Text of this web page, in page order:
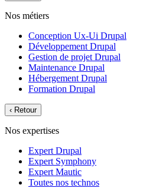
Nos métiers
Conception Ux-Ui Drupal
Développement Drupal
Gestion de projet Drupal
Maintenance Drupal
Hébergement Drupal
Formation Drupal
‹ Retour
Nos expertises
Expert Drupal
Expert Symphony
Expert Mautic
Toutes nos technos